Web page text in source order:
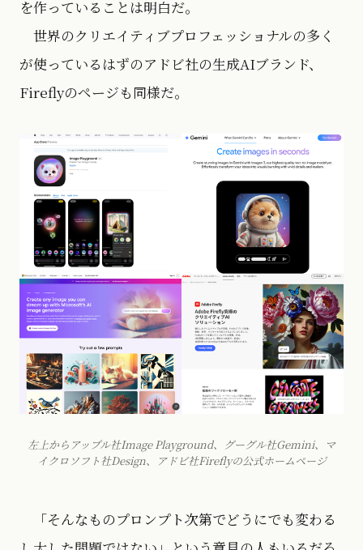
を作っていることは明白だ。
世界のクリエイティブプロフェッショナルの多く
が使っているはずのアドビ社の生成AIブランド、
Fireflyのページも同様だ。
左上からアップル社Image Playground、グーグル社Gemini、マ
イクロソフト社Design、アドビ社Fireflyの公式ホームページ
「そんなものプロンプト次第でどうにでも変わる